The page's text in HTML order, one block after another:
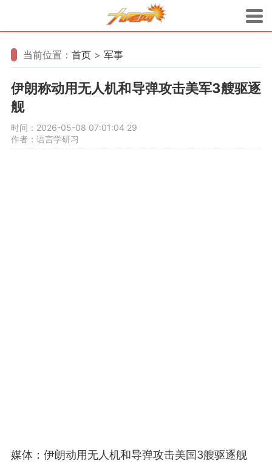
当前位置： 首页 > 军事
伊朗称动用无人机和导弹攻击美军3艘驱逐
舰
时间：2026-05-08 07:01:04 29
作者：语言学研习
媒体：伊朗动用无人机和导弹攻击美国3艘驱逐舰